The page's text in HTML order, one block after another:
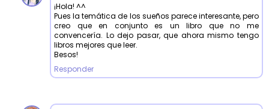
¡Hola! ^^
Pues la temática de los sueños parece interesante, pero
creo que en conjunto es un libro que no me
convencería. Lo dejo pasar, que ahora mismo tengo
libros mejores que leer.
Besos!
Responder